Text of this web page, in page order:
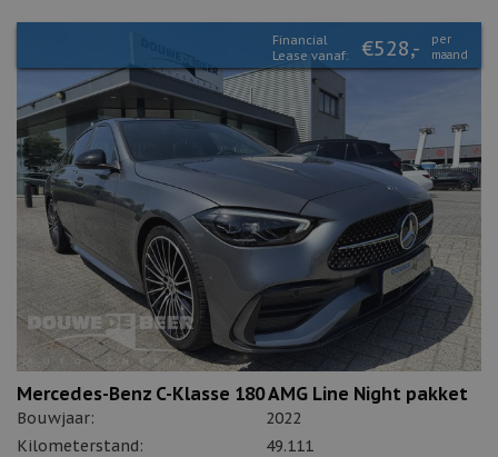
Financial
Lease vanaf:
€528,-
per
maand
Mercedes-Benz C-Klasse 180 AMG Line Night pakket
Bouwjaar:
2022
Kilometerstand:
49.111